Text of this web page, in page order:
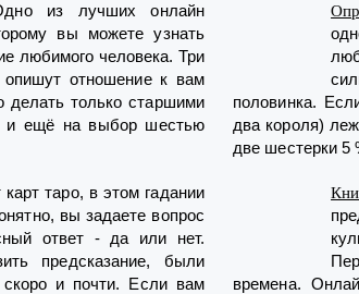
из лучших онлайн
вы можете узнать
любимого человека. Три
опишут отношение к вам
делать только старшими
и ещё на выбор шестью
таро, в этом гадании
вы задаете вопрос
ответ - да или нет.
предсказание, были
и почти. Если вам
половинка.
два короля)
две шестерки 5
времена.